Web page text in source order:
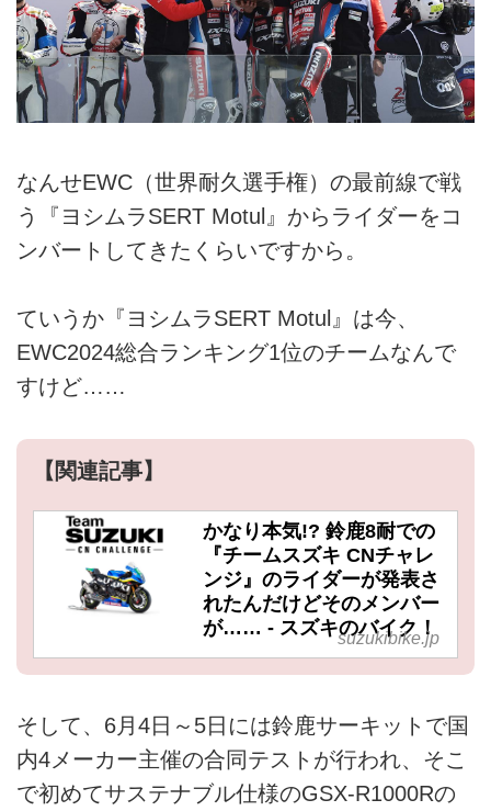
なんせEWC（世界耐久選手権）の最前線で戦
う『ヨシムラSERT Motul』からライダーをコ
ンバートしてきたくらいですから。
ていうか『ヨシムラSERT Motul』は今、
EWC2024総合ランキング1位のチームなんで
すけど……
【関連記事】
かなり本気!? 鈴鹿8耐での
『チームスズキ CNチャレ
ンジ』のライダーが発表さ
れたんだけどそのメンバー
が…… - スズキのバイク！
suzukibike.jp
そして、6月4日～5日には鈴鹿サーキットで国
内4メーカー主催の合同テストが行われ、そこ
で初めてサステナブル仕様のGSX-R1000Rの